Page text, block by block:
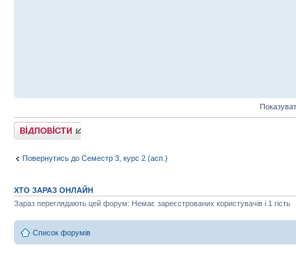
Відповісти
Повернутись до Семестр 3, курс 2 (асп.)
ХТО ЗАРАЗ ОНЛАЙН
Зараз переглядають цей форум: Немає зареєстрованих користувачів і 1 гість
Список форумів